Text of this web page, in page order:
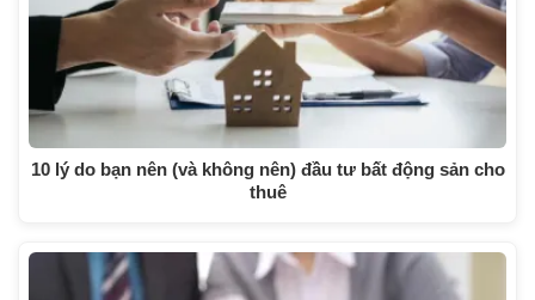
10 lý do bạn nên (và không nên) đầu tư bất động sản cho
thuê